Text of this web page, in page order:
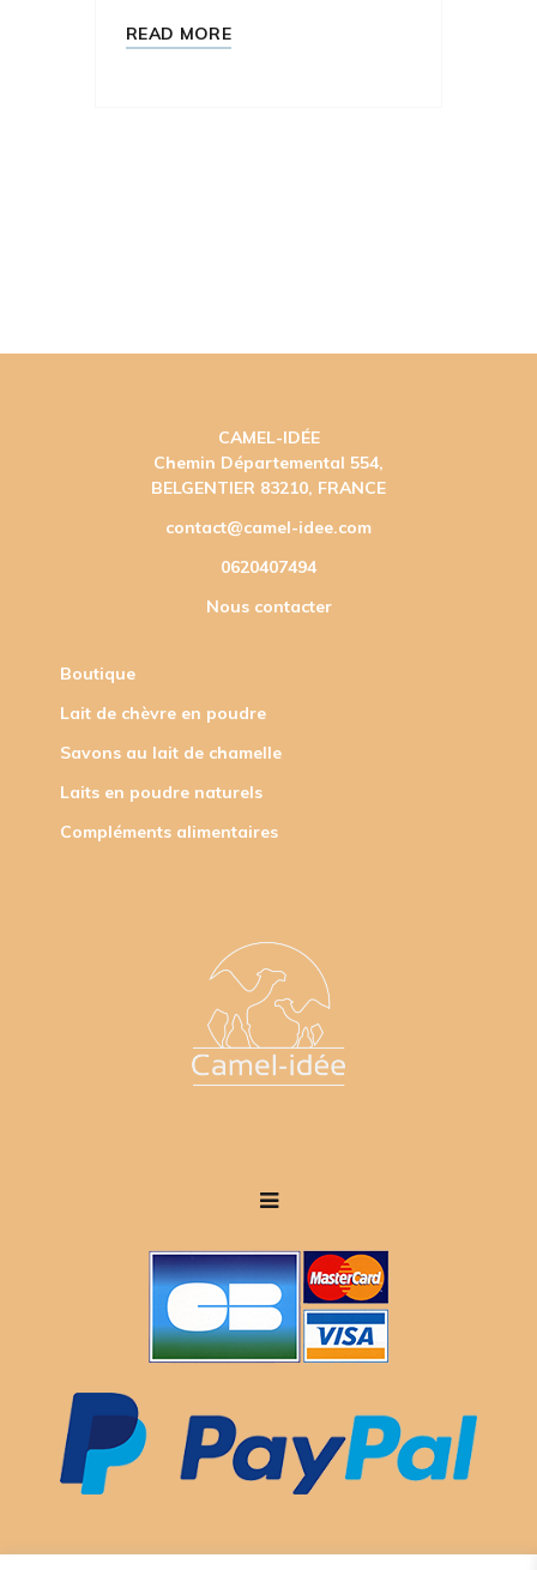
READ MORE
CAMEL-IDÉE
Chemin Départemental 554,
BELGENTIER 83210, FRANCE
contact@camel-idee.com
0620407494
Nous contacter
Boutique
Lait de chèvre en poudre
Savons au lait de chamelle
Laits en poudre naturels
Compléments alimentaires